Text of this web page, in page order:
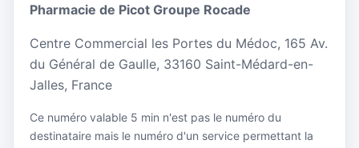
Pharmacie de Picot Groupe Rocade
Centre Commercial les Portes du Médoc, 165 Av.
du Général de Gaulle, 33160 Saint-Médard-en-
Jalles, France
Ce numéro valable 5 min n'est pas le numéro du
destinataire mais le numéro d'un service permettant la